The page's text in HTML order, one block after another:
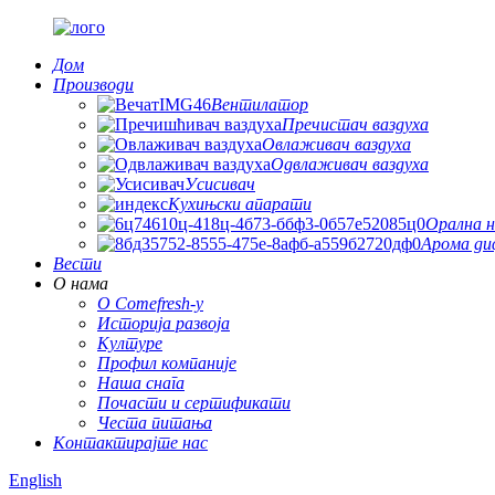
Дом
Производи
Вентилатор
Пречистач ваздуха
Овлаживач ваздуха
Одвлаживач ваздуха
Усисивач
Кухињски апарати
Орална
Арома
Вести
О нама
О Comefresh-у
Историја развоја
Културе
Профил компаније
Наша снага
Почасти и сертификати
Честа питања
Контактирајте нас
English